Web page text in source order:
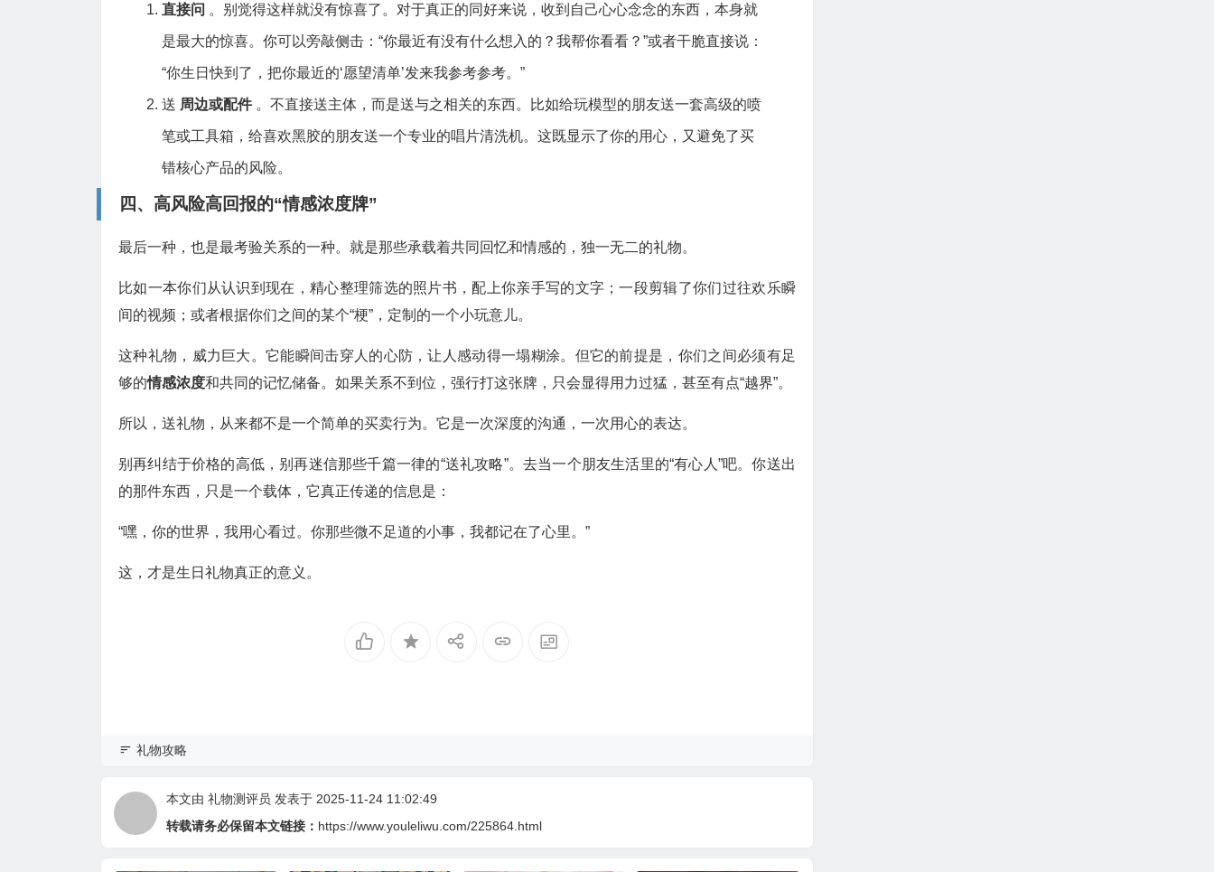
直接问 。别觉得这样就没有惊喜了。对于真正的同好来说，收到自己心心念念的东西，本身就
是最大的惊喜。你可以旁敲侧击：“你最近有没有什么想入的？我帮你看看？”或者干脆直接说：
“你生日快到了，把你最近的‘愿望清单’发来我参考参考。”
送 周边或配件 。不直接送主体，而是送与之相关的东西。比如给玩模型的朋友送一套高级的喷
笔或工具箱，给喜欢黑胶的朋友送一个专业的唱片清洗机。这既显示了你的用心，又避免了买
错核心产品的风险。
四、高风险高回报的“情感浓度牌”
最后一种，也是最考验关系的一种。就是那些承载着共同回忆和情感的，独一无二的礼物。
比如一本你们从认识到现在，精心整理筛选的照片书，配上你亲手写的文字；一段剪辑了你们过往欢乐瞬
间的视频；或者根据你们之间的某个“梗”，定制的一个小玩意儿。
这种礼物，威力巨大。它能瞬间击穿人的心防，让人感动得一塌糊涂。但它的前提是，你们之间必须有足
够的情感浓度和共同的记忆储备。如果关系不到位，强行打这张牌，只会显得用力过猛，甚至有点“越界”。
所以，送礼物，从来都不是一个简单的买卖行为。它是一次深度的沟通，一次用心的表达。
别再纠结于价格的高低，别再迷信那些千篇一律的“送礼攻略”。去当一个朋友生活里的“有心人”吧。你送出
的那件东西，只是一个载体，它真正传递的信息是：
“嘿，你的世界，我用心看过。你那些微不足道的小事，我都记在了心里。”
这，才是生日礼物真正的意义。
礼物攻略
本文由 礼物测评员 发表于 2025-11-24 11:02:49
转载请务必保留本文链接： https://www.youleliwu.com/225864.html